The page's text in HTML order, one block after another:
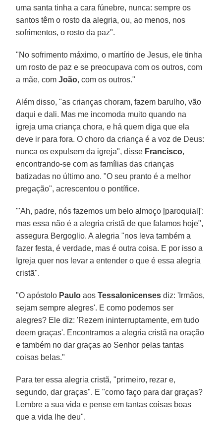
uma santa tinha a cara fúnebre, nunca: sempre os
santos têm o rosto da alegria, ou, ao menos, nos
sofrimentos, o rosto da paz".
"No sofrimento máximo, o martírio de Jesus, ele tinha
um rosto de paz e se preocupava com os outros, com
a mãe, comJoão, com os outros."
Além disso, "as crianças choram, fazem barulho, vão
daqui e dali. Mas me incomoda muito quando na
igreja uma criança chora, e há quem diga que ela
deve ir para fora. O choro da criança é a voz de Deus:
nunca os expulsem da igreja", disse Francisco,
encontrando-se com as famílias das crianças
batizadas no último ano. "O seu pranto é a melhor
pregação", acrescentou o pontífice.
"'Ah, padre, nós fazemos um belo almoço [paroquial]':
mas essa não é a alegria cristã de que falamos hoje",
assegura Bergoglio. A alegria "nos leva também a
fazer festa, é verdade, mas é outra coisa. E por isso a
Igreja quer nos levar a entender o que é essa alegria
cristã".
"O apóstolo Paulo aosTessalonicenses diz: 'Irmãos,
sejam sempre alegres'. E como podemos ser
alegres? Ele diz: 'Rezem ininterruptamente, em tudo
deem graças'. Encontramos a alegria cristã na oração
e também no dar graças ao Senhor pelas tantas
coisas belas."
Para ter essa alegria cristã, "primeiro, rezar e,
segundo, dar graças". E "como faço para dar graças?
Lembre a sua vida e pense em tantas coisas boas
que a vida lhe deu".